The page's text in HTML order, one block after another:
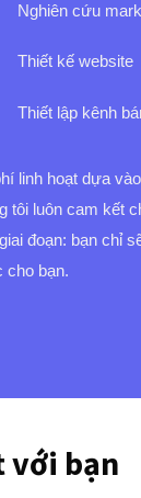
Nghiên cứu
Thiết kế website
Thiết lập kênh
linh hoạt dựa
tôi luôn cam kết
đoạn: bạn chỉ
cho bạn.
với bạn